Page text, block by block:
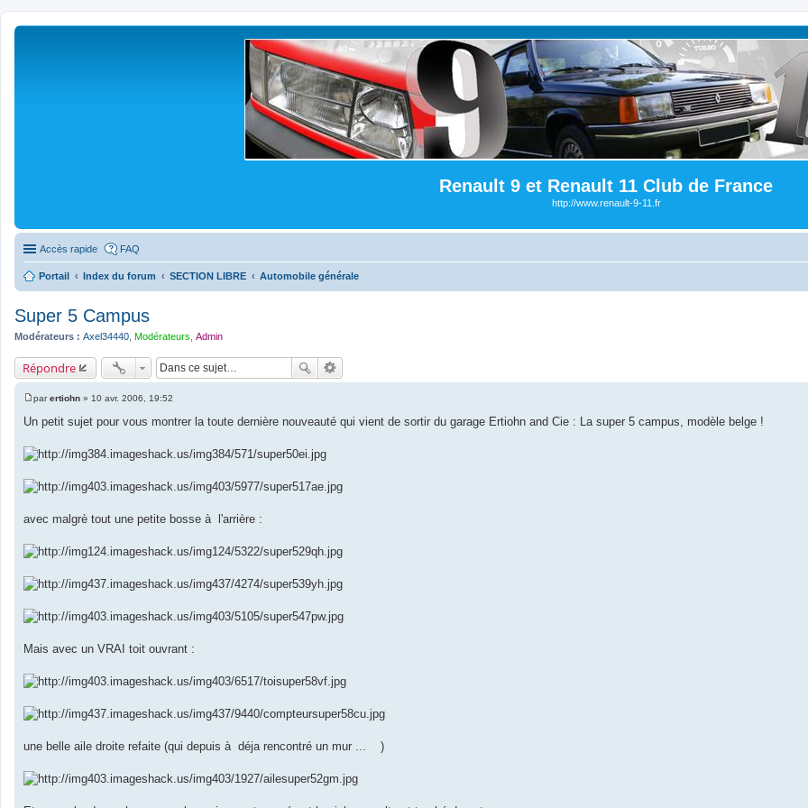
Renault 9 et Renault 11 Club de France
http://www.renault-9-11.fr
Accès rapide FAQ
Portail Index du forum SECTION LIBRE Automobile générale
Super 5 Campus
Modérateurs : Axel34440 Modérateurs Admin
Répondre
M
s
a
g
parertiohn » 10 avr. 2006, 19:52
Un petit sujet pour vous montrer la toute dernière nouveauté qui vient de sortir du garage Ertiohn and Cie : La super 5 campus, modèle belge !
avec malgrè tout une petite bosse à l'arrière :
Mais avec un VRAI toit ouvrant :
une belle aile droite refaite (qui depuis à déja rencontré un mur ... )